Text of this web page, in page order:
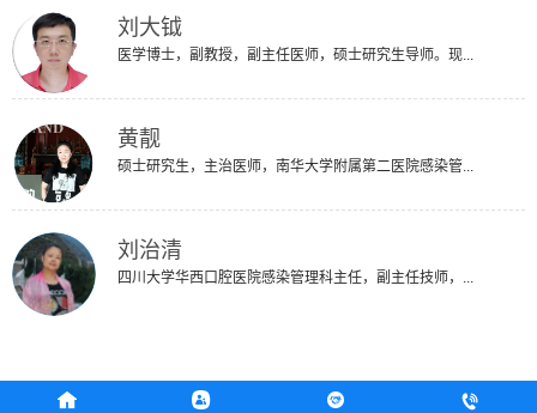
刘大钺
医学博士，副教授，副主任医师，硕士研究生导师。现...
黄靓
硕士研究生，主治医师，南华大学附属第二医院感染管...
刘治清
四川大学华西口腔医院感染管理科主任，副主任技师，...